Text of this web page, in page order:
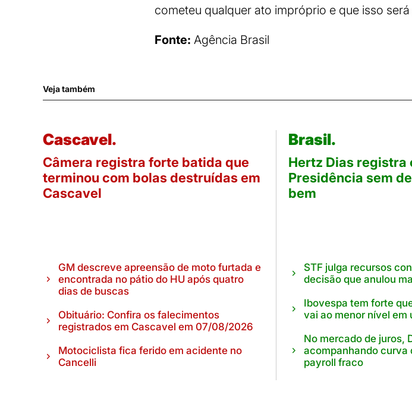
cometeu qualquer ato impróprio e que isso
Fonte: Agência Brasil
Veja também
Cascavel.
Câmera registra forte batida que
terminou com bolas destruídas em
Cascavel
GM descreve apreensão de moto furtada e
encontrada no pátio do HU após quatro
dias de buscas
Obituário: Confira os falecimentos
registrados em Cascavel em 07/08/2026
Motociclista fica ferido em acidente no
Cancelli
Brasil.
Hertz Dias registra
Presidência sem
bem
STF julga recursos
decisão que anulou
Ibovespa tem forte
vai ao menor nível em
No mercado de juros,
acompanhando curva
payroll fraco